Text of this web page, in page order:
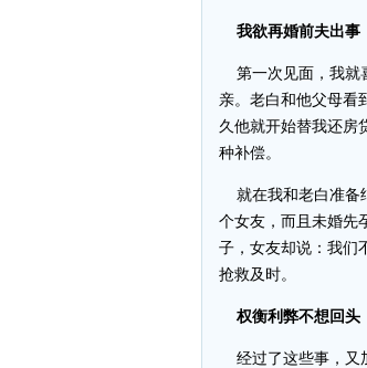
我欲再婚前夫出事
第一次见面，我就
亲。老白和他父母看
久他就开始替我还房
种补偿。
就在我和老白准备
个女友，而且未婚先
子，女友却说：我们
抢救及时。
权衡利弊不想回头
经过了这些事，又